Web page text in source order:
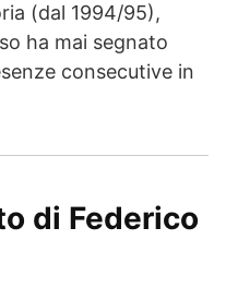
(dal 1994/95),
ha mai segnato
consecutive in
di Federico